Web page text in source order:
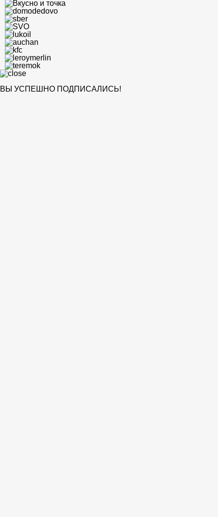
ВЫ УСПЕШНО ПОДПИСАЛИСЬ!